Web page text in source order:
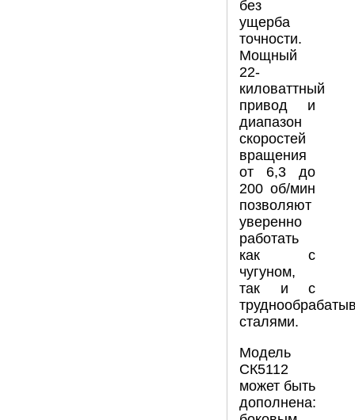
без
ущерба
точности.
Мощный
22-
киловаттный
привод и
диапазон
скоростей
вращения
от 6,3 до
200 об/мин
позволяют
уверенно
работать
как с
чугуном,
так и с
сталями.
Модель
СК5112
может быть
дополнена: